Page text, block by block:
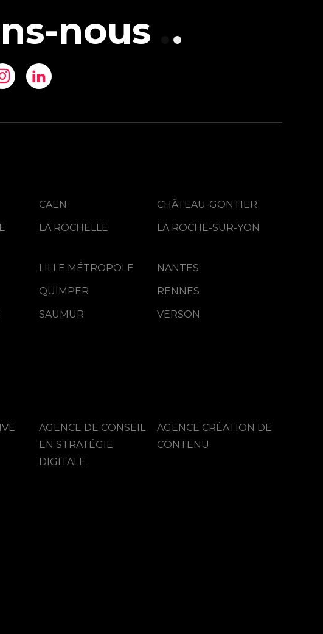
nous
CAEN
CHÂTEAU-GONTIER
LA ROCHELLE LA ROCHE-SUR-YON
LILLE MÉTROPOLE
NANTES
QUIMPER
RENNES
SAUMUR
VERSON
AGENCE DE CONSEIL
EN STRATÉGIE
DIGITALE
AGENCE CRÉATION DE
CONTENU